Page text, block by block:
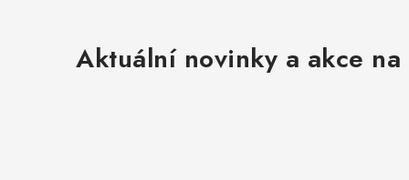
Aktuální novinky a akce na